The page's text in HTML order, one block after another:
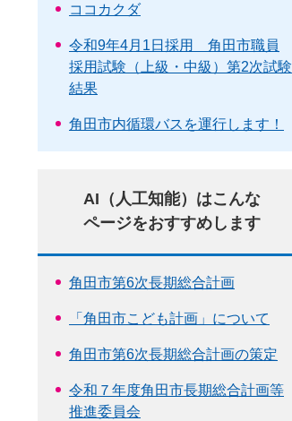
ココカクダ
令和9年4月1日採用 角田市職員
採用試験（上級・中級）第2次試験
結果
角田市内循環バスを運行します！
AI（人工知能）はこんな
ページをおすすめします
角田市第6次長期総合計画
「角田市こども計画」について
角田市第6次長期総合計画の策定
令和７年度角田市長期総合計画等
推進委員会